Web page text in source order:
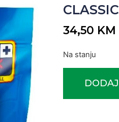
34,50 KM
Na stanju